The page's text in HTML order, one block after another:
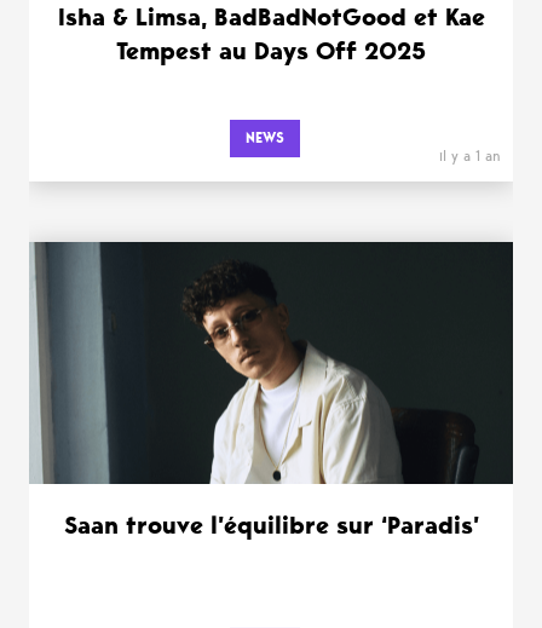
Isha & Limsa, BadBadNotGood et Kae
Tempest au Days Off 2025
NEWS
il y a 1 an
Saan trouve l’équilibre sur ‘Paradis’